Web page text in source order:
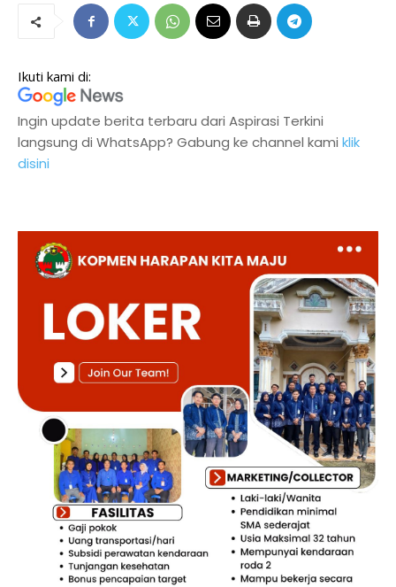
Ikuti kami di:
Ingin update berita terbaru dari Aspirasi Terkini
langsung di WhatsApp? Gabung ke channel kami klik
disini